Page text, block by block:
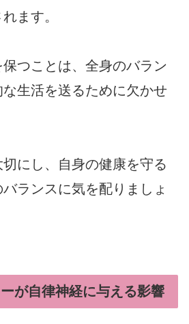
ます。
つことは、全身のバラン
生活を送るために欠かせ
にし、自身の健康を守る
ランスに気を配りましょ
が自律神経に与える影響